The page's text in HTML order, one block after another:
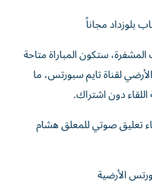
بلوزداد مجاناً
ستكون المباراة متاحة
لقناة تايم سبورتس، ما
دون اشتراك.
تعليق صوتي للمعلق هشام
الأرضية